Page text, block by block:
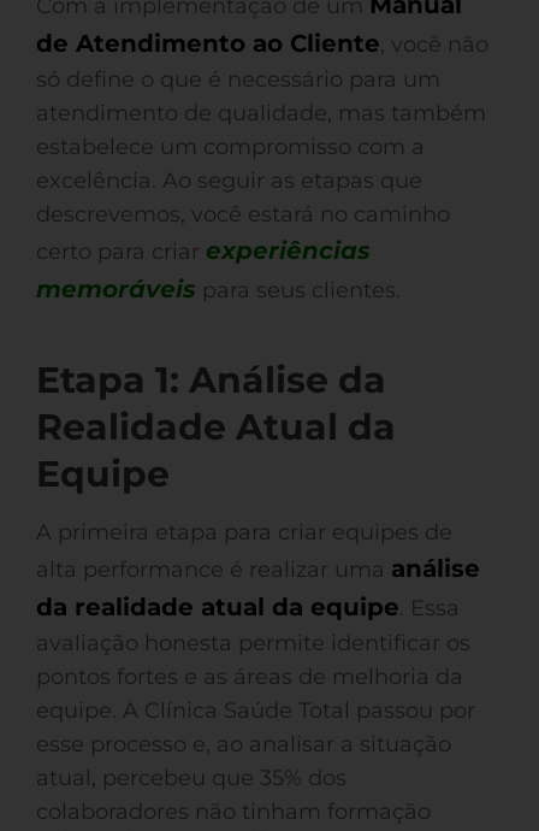
Com a implementação de um
de Atendimento ao Cliente, você não
só define o que é necessário para um
atendimento de qualidade, mas também
estabelece um compromisso com a
excelência. Ao seguir as etapas que
descrevemos, você estará no caminho
certo para criar experiências
memoráveis para seus clientes.
Etapa 1: Análise da
Realidade Atual da
Equipe
A primeira etapa para criar equipes de
alta performance é realizar uma análise
da realidade atual da equipe. Essa
avaliação honesta permite identificar os
pontos fortes e as áreas de melhoria da
equipe. A Clínica Saúde Total passou por
esse processo e, ao analisar a situação
atual, percebeu que 35% dos
colaboradores não tinham formação